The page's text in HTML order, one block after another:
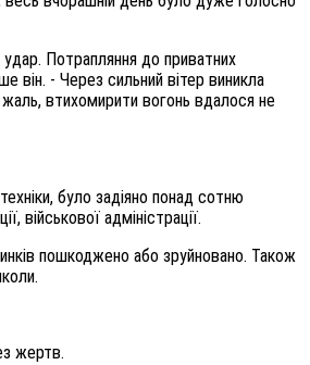
Потрапляння до приватних
він. - Через сильний вітер виникла
втихомирити вогонь вдалося не
було задіяно понад сотню
військової адміністрації.
пошкоджено або зруйновано. Також
жертв.